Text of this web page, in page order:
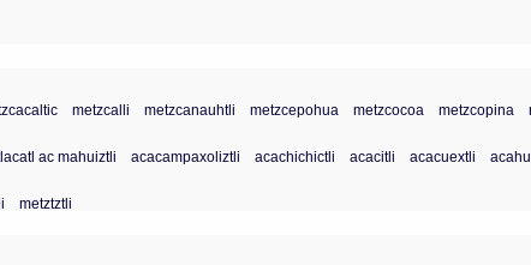
metzcalli metzcanauhtli metzcepohua metzcocoa metzcopina
ac mahuiztli acacampaxoliztli acachichictli acacitli acacuextli
metztztli